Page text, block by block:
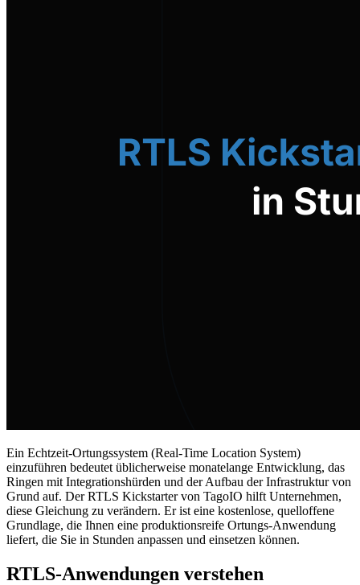
Ein Echtzeit-Ortungssystem (Real-Time Location System)
einzuführen bedeutet üblicherweise monatelange Entwicklung, das
Ringen mit Integrationshürden und der Aufbau der Infrastruktur von
Grund auf. Der RTLS Kickstarter von TagoIO hilft Unternehmen,
diese Gleichung zu verändern. Er ist eine kostenlose, quelloffene
Grundlage, die Ihnen eine produktionsreife Ortungs-Anwendung
liefert, die Sie in Stunden anpassen und einsetzen können.
RTLS-Anwendungen verstehen